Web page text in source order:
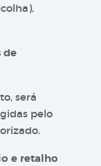
de
será
pelo
e retalho